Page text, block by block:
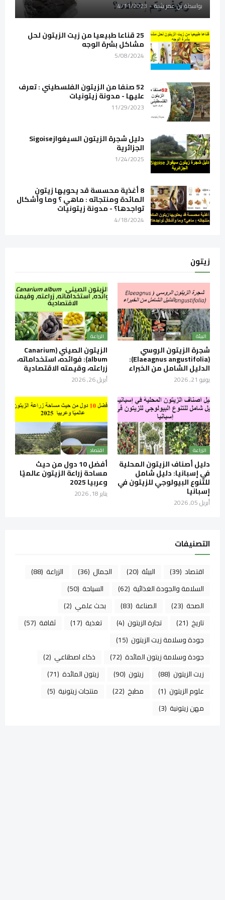
بواسطةبن عمر شبة-
4/11/2023
25 قناعا طبيعيا من زيت الزيتون لحل
مشاكل بشرة الوجه
5/08/2024
52 صنفا من الزيتون الفلسطيني : تعرف
عليها - مدونة زيتونيات
11/29/2023
دليل شجرة الزيتون السيغوازSigoise
الجزائرية
1/24/2025
8 أغذية محسسة قد يحويها زيتون
المائدة ومنتجاته : ماهي ؟ وما وأشكال
تواجدها؟ - مدونة زيتونيات
4/18/2024
زيتون
البيئة
شجرة الزيتون الروسي
(Elaeagnus angustifolia):
الدليل الشامل من الخبراء
يونيو 21, 2026
الزراعة
الزيتون الصيني (Canarium
album): فوائده، استخداماته،
زراعته، وقيمته الاقتصادية
أبريل 26, 2026
الزراعة
دليل أصناف الزيتون المحلية
في إسبانيا: دليل شامل
للتنوع البيولوجي للزيتون في
إسبانيا
أبريل 05, 2026
اقتصاد
أفضل 10 دول من حيث
مساحة زراعة الزيتون عالميًا
وعربيا 2025
يناير 18, 2026
التصنيفات
اقتصاد (39) البيئة (20) الجمال (36) الزراعة (88)
السلامة والجودة الغذائية (62) السياحة (50)
الصحة (23) الصناعة (83) بحث علمي (2)
تاريخ (21) تجارة الزيتون (4) تغذية (17) ثقافة (57)
جودة وسلامة زيت الزيتون (15)
جودة وسلامة زيتون المائدة (72) ذكاء اصطناعي (2)
زيت الزيتون (88) زيتون (90) زيتون المائدة (71)
علوم الزيتون (1) مطبخ (22) منتجات زيتونية (5)
مهن زيتونية (3)